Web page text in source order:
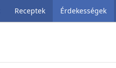
Receptek Érdekességek